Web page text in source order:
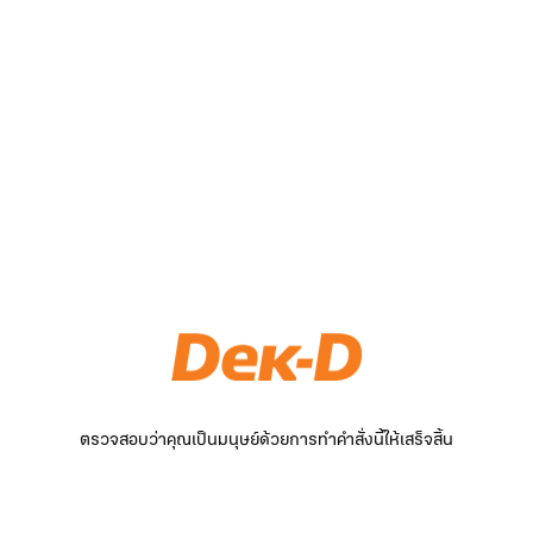
ตรวจสอบว่าคุณเป็นมนุษย์ด้วยการทำคำสั่งนี้ให้เสร็จสิ้น